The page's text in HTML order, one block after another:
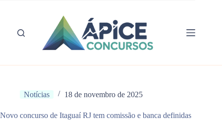
conteúdo
Notícias 18 de novembro de 2025
Novo concurso de Itaguaí RJ tem comissão e banca definidas